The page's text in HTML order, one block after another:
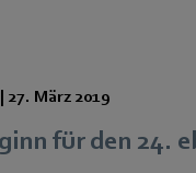
27. März 2019
für den 24.